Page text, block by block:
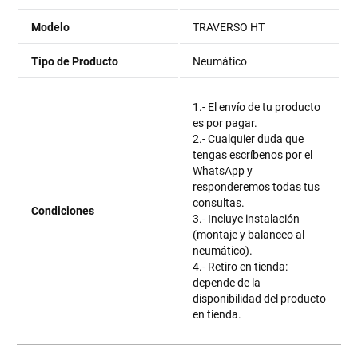
Modelo TRAVERSO HT
Tipo de Producto Neumático
Condiciones
1.- El envío de tu producto
es por pagar.
2.- Cualquier duda que
tengas escríbenos por el
WhatsApp y
responderemos todas tus
consultas.
3.- Incluye instalación
(montaje y balanceo al
neumático).
4.- Retiro en tienda:
depende de la
disponibilidad del producto
en tienda.